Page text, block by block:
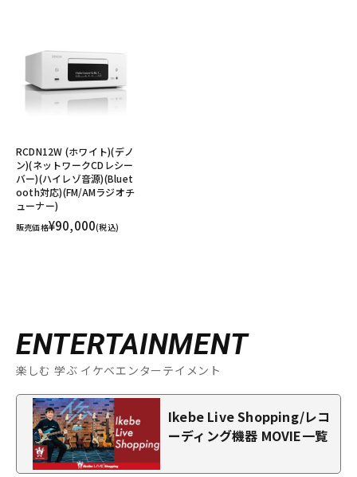
RCDN12W (ホワイト)(デノ
ン)(ネットワークCDレシー
バー)(ハイレゾ音源)(Bluet
ooth対応)(FM/AMラジオチ
ューナー)
販売価格¥90,000(税込)
ENTERTAINMENT
楽しむ 学ぶ イケベエンターテイメント
Ikebe Live Shopping/レコ
ーディング機器 MOVIE一覧